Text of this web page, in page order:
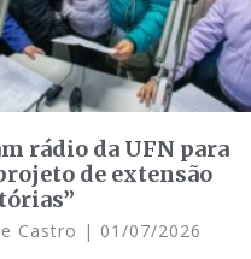
rádio da UFN para
de extensão
Castro 01/07/2026